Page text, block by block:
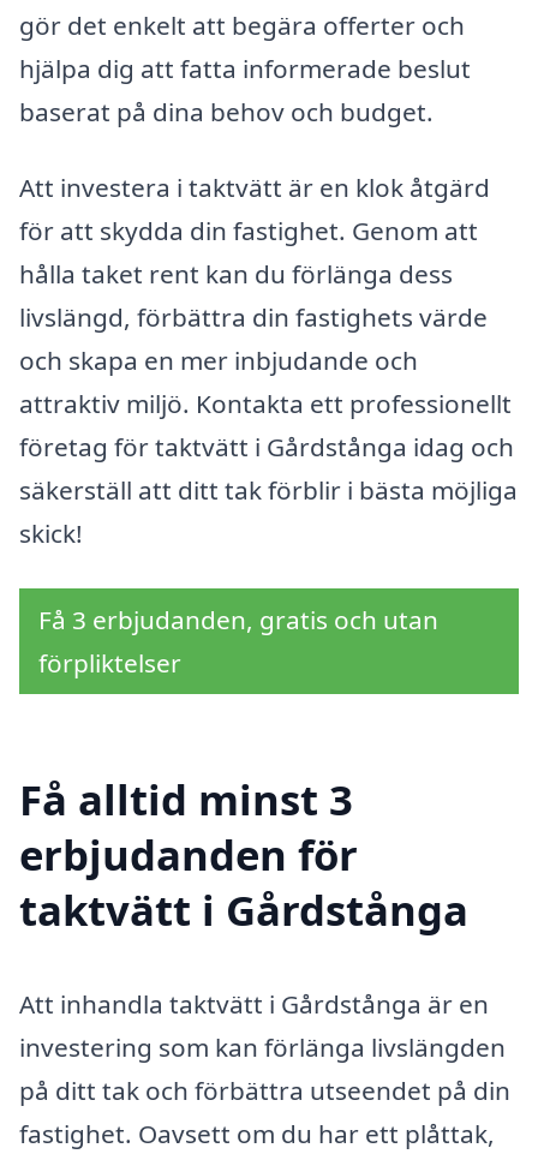
gör det enkelt att begära offerter och
hjälpa dig att fatta informerade beslut
baserat på dina behov och budget.
Att investera i taktvätt är en klok åtgärd
för att skydda din fastighet. Genom att
hålla taket rent kan du förlänga dess
livslängd, förbättra din fastighets värde
och skapa en mer inbjudande och
attraktiv miljö. Kontakta ett professionellt
företag för taktvätt i Gårdstånga idag och
säkerställ att ditt tak förblir i bästa möjliga
skick!
Få 3 erbjudanden, gratis och utan
förpliktelser
Få alltid minst 3
erbjudanden för
taktvätt i Gårdstånga
Att inhandla taktvätt i Gårdstånga är en
investering som kan förlänga livslängden
på ditt tak och förbättra utseendet på din
fastighet. Oavsett om du har ett plåttak,